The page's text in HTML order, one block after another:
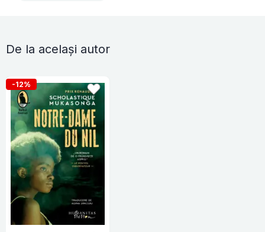
De la același autor
-12%